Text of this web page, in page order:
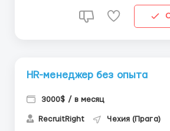
Проводим
HR-менеджер без опыта
3000$ / в месяц
RecruitRight Чехия (Прага)